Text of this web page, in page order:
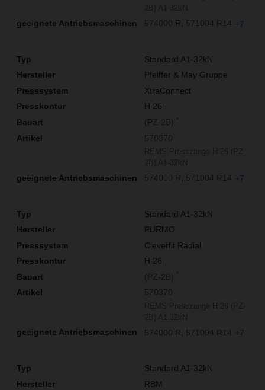
574000 R 571004 R14 +7
Standard A1-32kN
Pfeiffer & May Gruppe
XtraConnect
H 26
(PZ-2B)
570370
574000 R 571004 R14 +7
Standard A1-32kN
PURMO
Cleverfit Radial
H 26
(PZ-2B)
570370
574000 R 571004 R14 +7
Standard A1-32kN
RBM